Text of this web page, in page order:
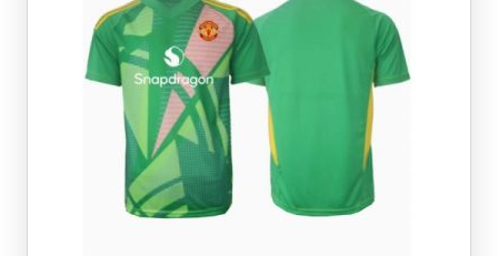
produktsiden